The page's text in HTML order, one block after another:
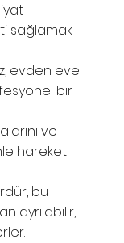
sağlamak
evden eve
bir
ve
hareket
bu
ayrılabilir,